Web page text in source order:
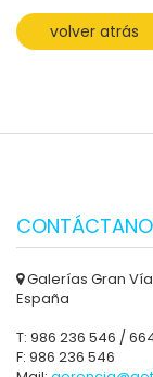
volver atrás
Galerías Gran Vía
España
T: 986 236 546 /
F: 986 236 546